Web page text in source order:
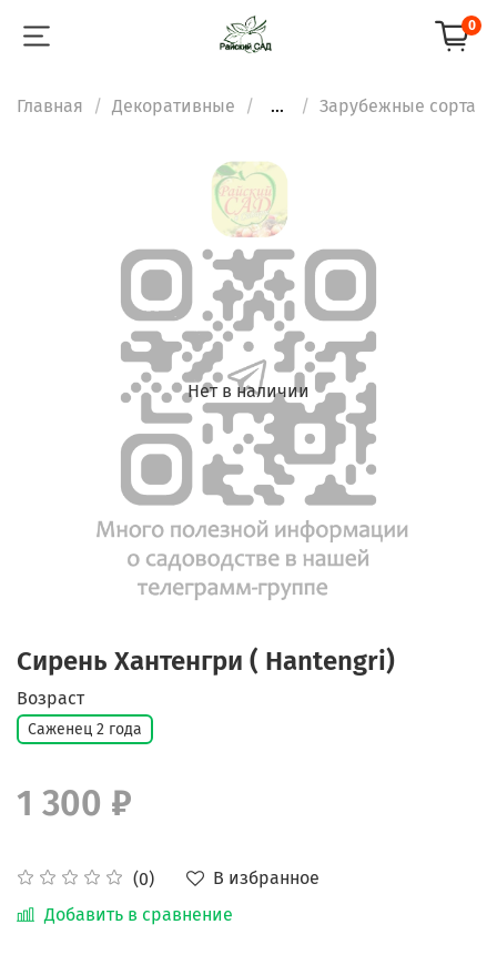
0
Главная Декоративные ... Зарубежные сорта
Нет в наличии
Сирень Хантенгри ( Hantengri)
(0)
В избранное
Добавить в сравнение
Возраст
Саженец 2 года
1 300 ₽